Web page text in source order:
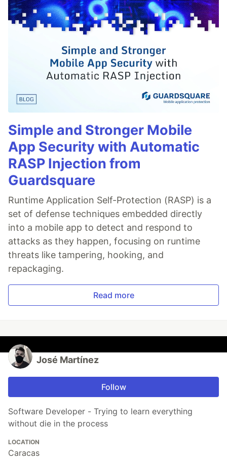
Simple and Stronger Mobile
App Security with Automatic
RASP Injection from
Guardsquare
Runtime Application Self-Protection (RASP) is a
set of defense techniques embedded directly
into a mobile app to detect and respond to
attacks as they happen, focusing on runtime
threats like tampering, hooking, and
repackaging.
Read more
José Martínez
Follow
Software Developer - Trying to learn everything
without die in the process
LOCATION
Caracas